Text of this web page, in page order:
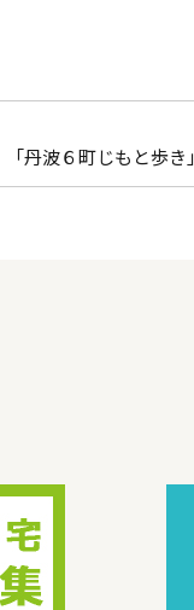
「丹波６町じもと歩